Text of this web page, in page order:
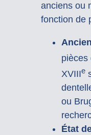
anciens ou
fonction de
pièces
XVIIIe
ou
État